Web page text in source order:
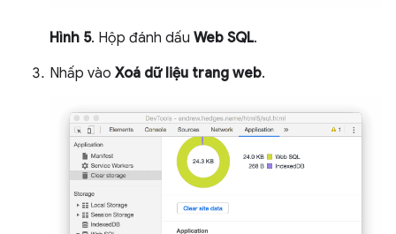
Hình 5. Hộp đánh dấu Web SQL.
Nhấp vào Xoá dữ liệu trang web.